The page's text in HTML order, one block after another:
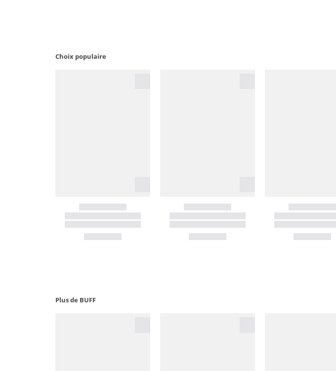
Choix populaire
Plus de BUFF